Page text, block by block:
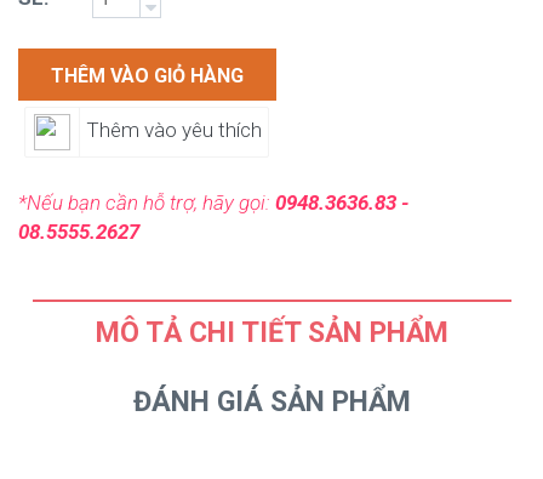
THÊM VÀO GIỎ HÀNG
Thêm vào yêu thích
*Nếu bạn cần hỗ trợ, hãy gọi: 0948.3636.83 -
08.5555.2627
MÔ TẢ CHI TIẾT SẢN PHẨM
ĐÁNH GIÁ SẢN PHẨM